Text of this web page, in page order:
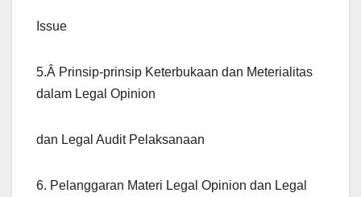
Issue
5.Â Prinsip-prinsip Keterbukaan dan Meterialitas
dalam Legal Opinion
dan Legal Audit Pelaksanaan
6. Pelanggaran Materi Legal Opinion dan Legal